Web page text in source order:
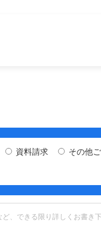
資料請求 その他